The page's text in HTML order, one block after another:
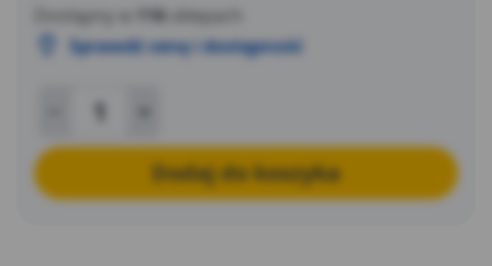
Dostępny w 116
sklepach
Sprawdź cenę i dostępność
Dodaj do koszyka